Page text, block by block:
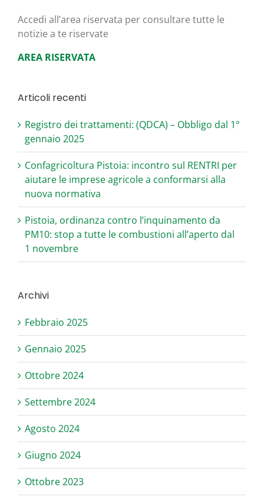
Acce­di all’area riser­va­ta per con­sul­ta­re tut­te le
noti­zie a te riservate
AREA RISERVATA
Articoli recenti
Registro dei trattamenti: (QDCA) – Obbligo dal 1°
gennaio 2025
Confagricoltura Pistoia: incontro sul RENTRI per
aiutare le imprese agricole a conformarsi alla
nuova normativa
Pistoia, ordinanza contro l’inquinamento da
PM10: stop a tutte le combustioni all’aperto dal
1 novembre
Archivi
Febbraio 2025
Gennaio 2025
Ottobre 2024
Settembre 2024
Agosto 2024
Giugno 2024
Ottobre 2023